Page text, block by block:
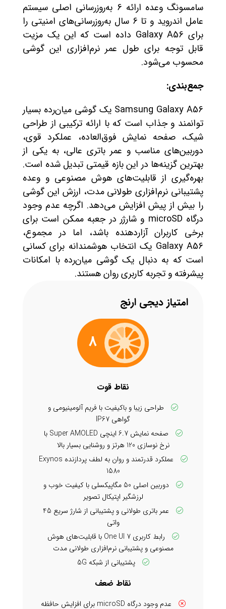
سامسونگ وعده ارائه 6 به‌روزرسانی اصلی سیستم
عامل اندروید و تا 6 سال به‌روزرسانی‌های امنیتی را
برای Galaxy A56 داده است که این یک مزیت
قابل توجه برای طول عمر نرم‌افزاری این گوشی
محسوب می‌شود.
جمع‌بندی:
Samsung Galaxy A56 یک گوشی میان‌رده بسیار
توانمند و جذاب است که با ارائه ترکیبی از طراحی
شیک، صفحه نمایش فوق‌العاده، عملکرد قوی،
دوربین‌های مناسب و عمر باتری عالی، به یکی از
بهترین گزینه‌ها در این بازه قیمتی تبدیل شده است.
بهره‌گیری از قابلیت‌های هوش مصنوعی و وعده
پشتیبانی نرم‌افزاری طولانی مدت، ارزش این گوشی
را بیش از پیش افزایش می‌دهد. اگرچه عدم وجود
درگاه microSD و شارژر در جعبه ممکن است برای
برخی کاربران آزاردهنده باشد، اما در مجموع،
Galaxy A56 یک انتخاب هوشمندانه برای کسانی
است که به دنبال یک گوشی میان‌رده با امکانات
پیشرفته و تجربه کاربری روان هستند.
امتیاز دیجی ارنج
8
نقاط قوت
طراحی زیبا و باکیفیت با فریم آلومینیومی و
گواهی IP67
صفحه نمایش 6.7 اینچی Super AMOLED با
نرخ نوسازی 120 هرتز و روشنایی بسیار بالا
عملکرد قدرتمند و روان به لطف پردازنده Exynos
1580
دوربین اصلی 50 مگاپیکسلی با کیفیت خوب و
لرزشگیر اپتیکال تصویر
عمر باتری طولانی و پشتیبانی از شارژ سریع 45
واتی
رابط کاربری One UI 7 با قابلیت‌های هوش
مصنوعی و پشتیبانی نرم‌افزاری طولانی مدت
پشتیبانی از شبکه 5G
نقاط ضعف
عدم وجود درگاه microSD برای افزایش حافظه